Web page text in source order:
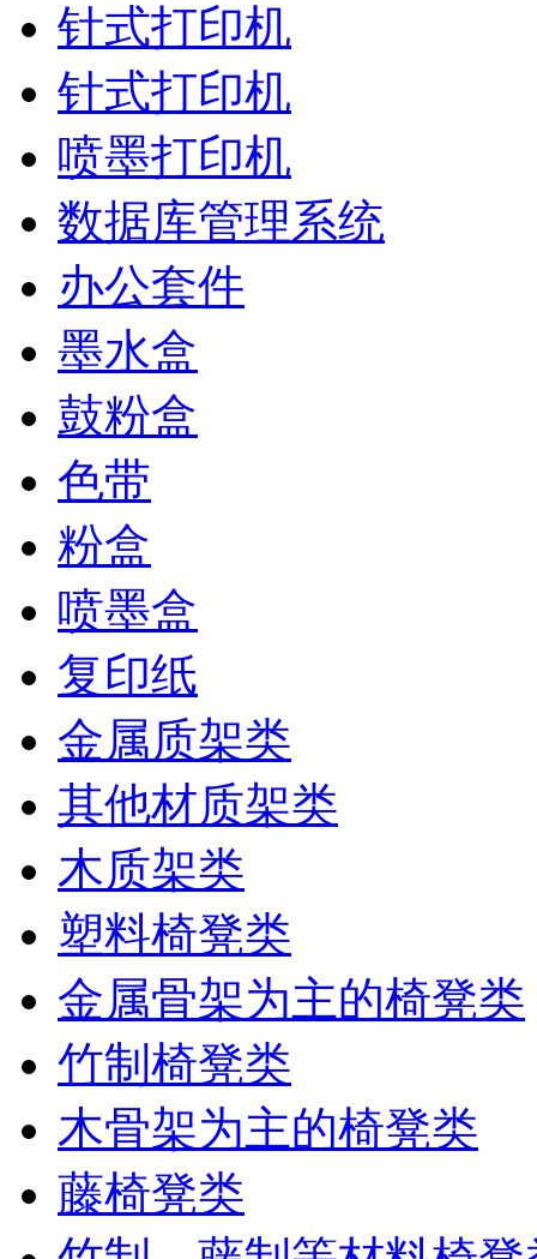
针式打印机
针式打印机
喷墨打印机
数据库管理系统
办公套件
墨水盒
鼓粉盒
色带
粉盒
喷墨盒
复印纸
金属质架类
其他材质架类
木质架类
塑料椅凳类
金属骨架为主的椅凳类
竹制椅凳类
木骨架为主的椅凳类
藤椅凳类